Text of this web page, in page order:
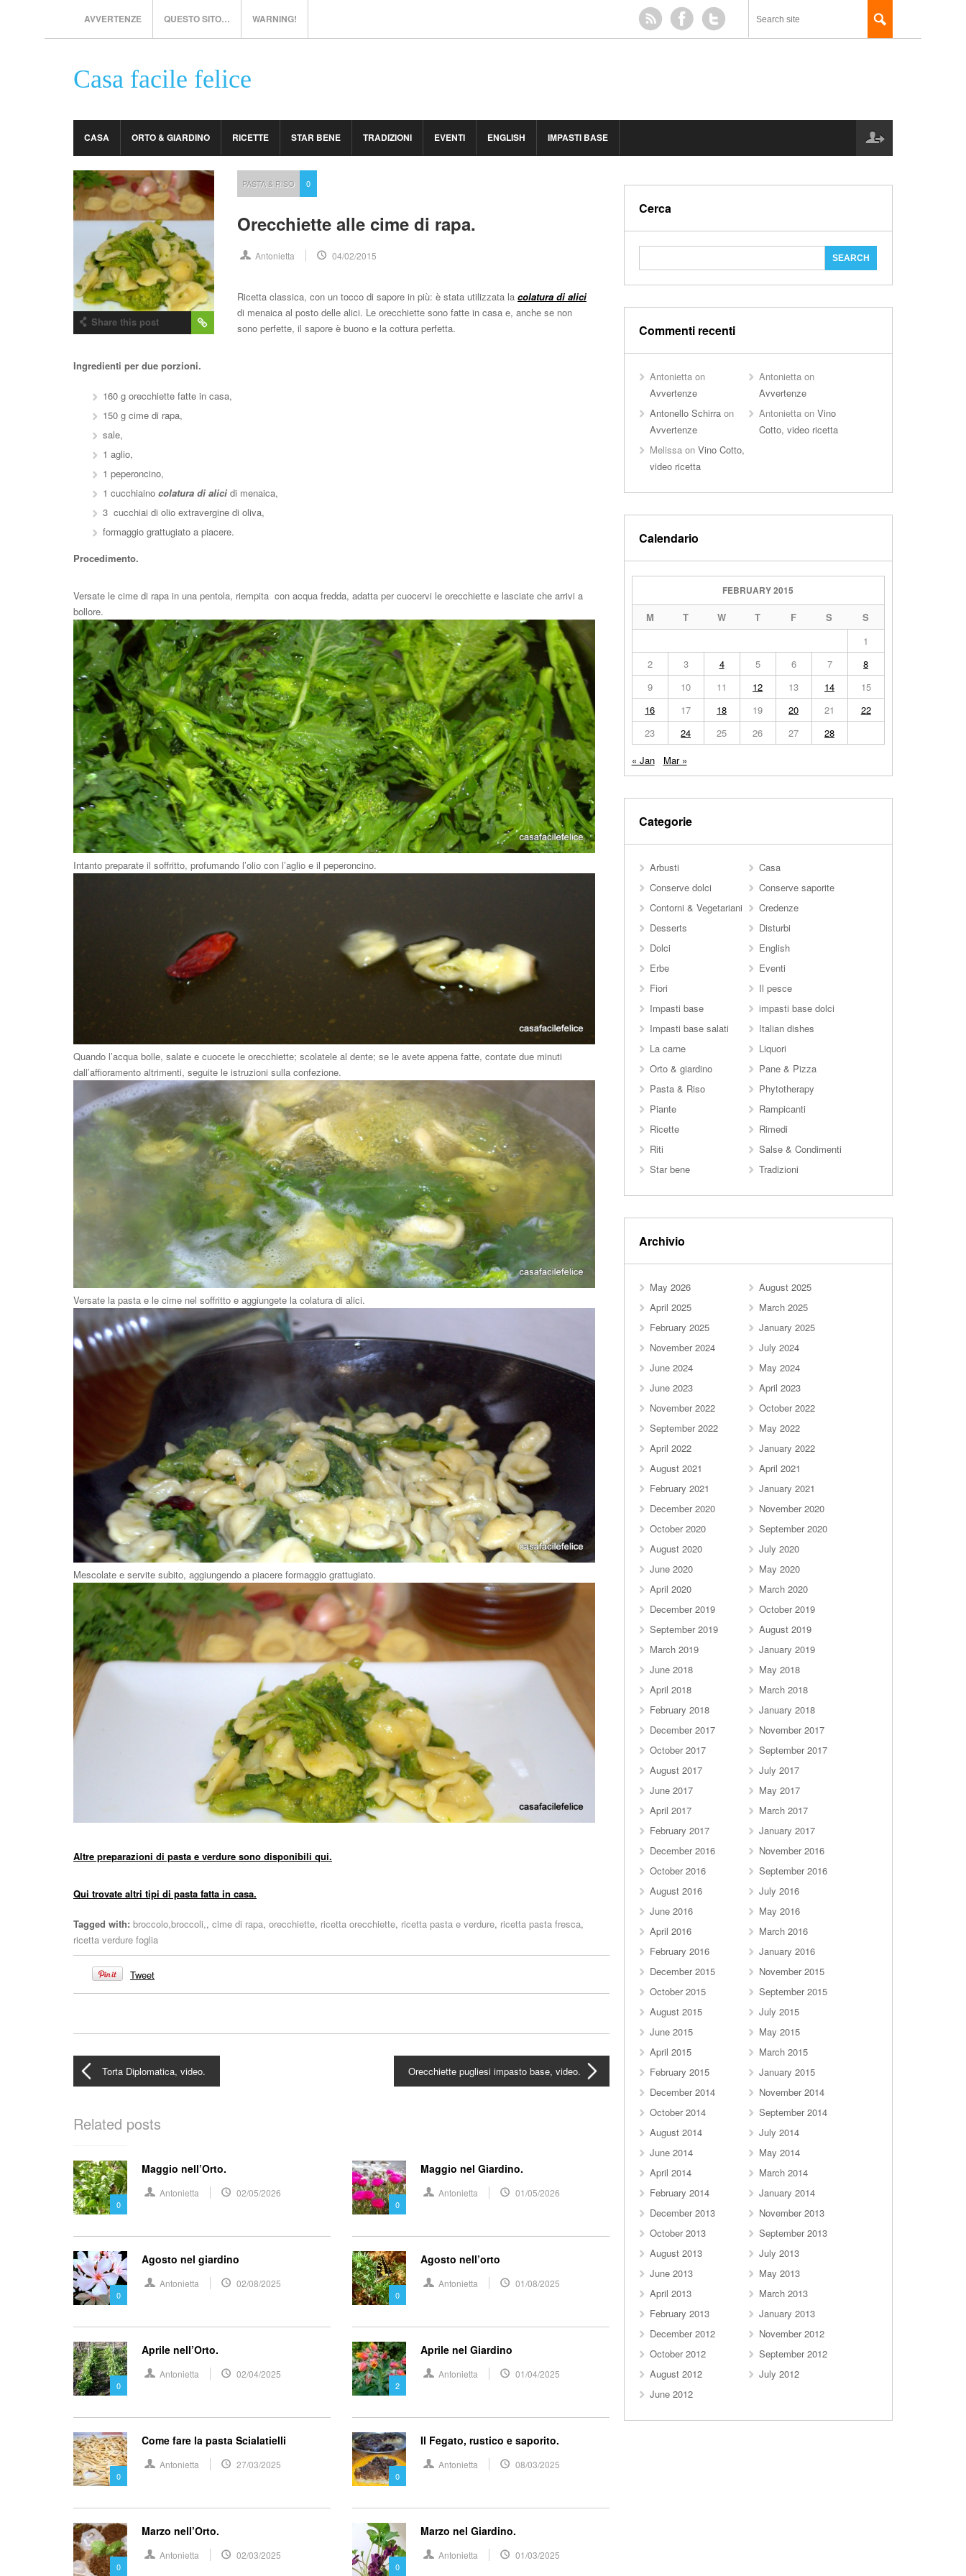
AVVERTENZE QUESTO SITO… WARNING!
Casa facile felice
CASA ORTO & GIARDINO RICETTE STAR BENE TRADIZIONI EVENTI ENGLISH IMPASTI BASE
Share this post
PASTA & RISO 0
Orecchiette alle cime di rapa.
Antonietta 04/02/2015
Ricetta classica, con un tocco di sapore in più: è stata utilizzata la colatura di alici
di menaica al posto delle alici. Le orecchiette sono fatte in casa e, anche se non
sono perfette, il sapore è buono e la cottura perfetta.
Ingredienti per due porzioni.
160 g orecchiette fatte in casa,
150 g cime di rapa,
sale,
1 aglio,
1 peperoncino,
1 cucchiaino colatura di alici di menaica,
3 cucchiai di olio extravergine di oliva,
formaggio grattugiato a piacere.
Procedimento.
Versate le cime di rapa in una pentola, riempita con acqua fredda, adatta per cuocervi le orecchiette e lasciate che arrivi a
bollore.
Intanto preparate il soffritto, profumando l’olio con l’aglio e il peperoncino.
Quando l’acqua bolle, salate e cuocete le orecchiette; scolatele al dente; se le avete appena fatte, contate due minuti
dall’affioramento altrimenti, seguite le istruzioni sulla confezione.
Versate la pasta e le cime nel soffritto e aggiungete la colatura di alici.
Mescolate e servite subito, aggiungendo a piacere formaggio grattugiato.
Altre preparazioni di pasta e verdure sono disponibili qui.
Qui trovate altri tipi di pasta fatta in casa.
Tagged with: broccolo,broccoli,, cime di rapa, orecchiette, ricetta orecchiette, ricetta pasta e verdure, ricetta pasta fresca,
ricetta verdure foglia
Tweet
Orecchiette pugliesi impasto base, video.
Torta Diplomatica, video.
Related posts
0
Maggio nell’Orto.
Antonietta 02/05/2026
0
Maggio nel Giardino.
Antonietta 01/05/2026
0
Agosto nel giardino
Antonietta 02/08/2025
0
Agosto nell’orto
Antonietta 01/08/2025
0
Aprile nell’Orto.
Antonietta 02/04/2025
2
Aprile nel Giardino
Antonietta 01/04/2025
0
Come fare la pasta Scialatielli
Antonietta 27/03/2025
0
Il Fegato, rustico e saporito.
Antonietta 08/03/2025
0
Marzo nell’Orto.
Antonietta 02/03/2025
0
Marzo nel Giardino.
Antonietta 01/03/2025
Cerca
Commenti recenti
Antoniettaon
Avvertenze
Antonietta on
Avvertenze
Antonello Schirraon
Avvertenze
Antonietta onVino
Cotto, video ricetta
Melissaon Vino Cotto,
video ricetta
Calendario
FEBRUARY 2015
M T W T F S
S
1
2
3 4 5 6 7
8
9
10 11 12 13 14
15
16
17 18 19 20 21
22
23
24 25 26 27
28
« Jan
Mar »
Categorie
Arbusti
Casa
Conserve dolci
Conserve saporite
Contorni & Vegetariani
Credenze
Desserts
Disturbi
Dolci
English
Erbe
Eventi
Fiori
Il pesce
Impasti base
impasti base dolci
Impasti base salati
Italian dishes
La carne
Liquori
Orto & giardino
Pane & Pizza
Pasta & Riso
Phytotherapy
Piante
Rampicanti
Ricette
Rimedi
Riti
Salse & Condimenti
Star bene
Tradizioni
Archivio
May 2026
August 2025
April 2025
March 2025
February 2025
January 2025
November 2024
July 2024
June 2024
May 2024
June 2023
April 2023
November 2022
October 2022
September 2022
May 2022
April 2022
January 2022
August 2021
April 2021
February 2021
January 2021
December 2020
November 2020
October 2020
September 2020
August 2020
July 2020
June 2020
May 2020
April 2020
March 2020
December 2019
October 2019
September 2019
August 2019
March 2019
January 2019
June 2018
May 2018
April 2018
March 2018
February 2018
January 2018
December 2017
November 2017
October 2017
September 2017
August 2017
July 2017
June 2017
May 2017
April 2017
March 2017
February 2017
January 2017
December 2016
November 2016
October 2016
September 2016
August 2016
July 2016
June 2016
May 2016
April 2016
March 2016
February 2016
January 2016
December 2015
November 2015
October 2015
September 2015
August 2015
July 2015
June 2015
May 2015
April 2015
March 2015
February 2015
January 2015
December 2014
November 2014
October 2014
September 2014
August 2014
July 2014
June 2014
May 2014
April 2014
March 2014
February 2014
January 2014
December 2013
November 2013
October 2013
September 2013
August 2013
July 2013
June 2013
May 2013
April 2013
March 2013
February 2013
January 2013
December 2012
November 2012
October 2012
September 2012
August 2012
July 2012
June 2012